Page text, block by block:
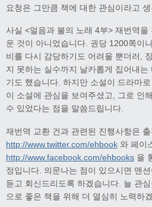
요청은 그만큼 책에 대한 관심이라고
사실 <얼음과 불의 노래 4부> 재번역을
운 것이 아니었습니다. 권당 1200쪽이
비를 다시 감당하기도 어려울 뿐더러,
지 못하는 실수까지 날카롭게 집어내
기도 했습니다. 하지만 소설이 드라마
이 소설에 관심을 보여주셨고, 그로 인
수 있었다는 점을 말씀드립니다.
재번역 교환 건과 관련된 진행사항은
http://www.twitter.com/ehbook 와 페이
http://www.facebook.com/ehbooks 을
정입니다. 의문나는 점이 있으시면 맨
듣고 회신드리도록 하겠습니다. 늘 관
으로 좋은 책을 위해 더 열심히 노력하